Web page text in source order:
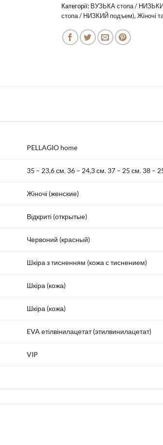
Категорії: ВУЗЬКА стопа /
стопа / НИЗКИЙ подъем), Жіночі
PELLAGIO home
35 – 23,6 см, 36 – 24,3 см, 37 – 25 см, 38 –
Жіночі (женские)
Відкриті (открытые)
Червоний (красный)
Шкіра з тисненням (кожа с тиснением)
Шкіра (кожа)
Шкіра (кожа)
EVA етілвінилацетат (этилвинилацетат)
VIP